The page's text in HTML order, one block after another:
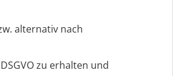
alternativ nach
zu erhalten und